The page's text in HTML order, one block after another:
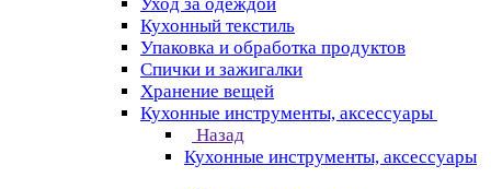
Кухонный текстиль
Упаковка и обработка продуктов
Спички и зажигалки
Хранение вещей
Кухонные инструменты, аксессуары
Назад
Кухонные инструменты, аксессуары